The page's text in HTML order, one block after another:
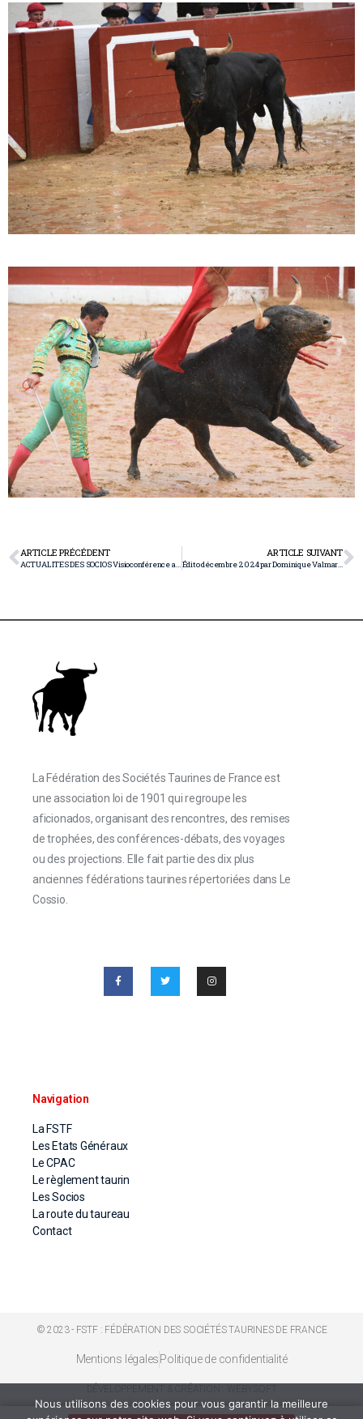
ARTICLE PRÉCÉDENT
ACTUALITES DES SOCIOS Visioconférence avec la Unica Mardi 9 avril
ARTICLE SUIVANT
Édito décembre 2024 par Dominique Valmary ! Suerte a todos !
La Fédération des Sociétés Taurines de France est
une association loi de 1901 qui regroupe les
aficionados, organisant des rencontres, des remises
de trophées, des conférences-débats, des voyages
ou des projections. Elle fait partie des dix plus
anciennes fédérations taurines répertoriées dans Le
Cossio.
Navigation
La FSTF
Les Etats Généraux
Le CPAC
Le règlement taurin
Les Socios
La route du taureau
Contact
© 2023 - FSTF : FÉDÉRATION DES SOCIÉTÉS TAURINES DE FRANCE
Mentions légalesPolitique de confidentialité
Nous utilisons des cookies pour vous garantir la meilleure